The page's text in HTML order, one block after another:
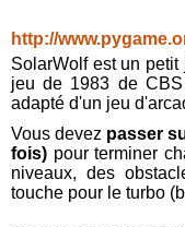
http://
SolarWolf est un
jeu de 1983 de
adapté d'un jeu
Vous devez passer
fois) pour terminer
niveaux, des
touche pour le turbo